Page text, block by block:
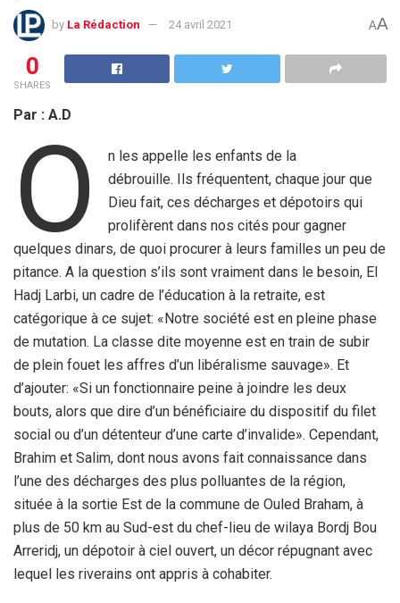
by La Rédaction 24 avril 2021 AA
0
SHARES
Par : A.D
O
n les appelle les enfants de la
débrouille. Ils fréquentent, chaque jour que
Dieu fait, ces décharges et dépotoirs qui
prolifèrent dans nos cités pour gagner
quelques dinars, de quoi procurer à leurs familles un peu de
pitance. A la question s’ils sont vraiment dans le besoin, El
Hadj Larbi, un cadre de l’éducation à la retraite, est
catégorique à ce sujet: «Notre société est en pleine phase
de mutation. La classe dite moyenne est en train de subir
de plein fouet les affres d’un libéralisme sauvage». Et
d’ajouter: «Si un fonctionnaire peine à joindre les deux
bouts, alors que dire d’un bénéficiaire du dispositif du filet
social ou d’un détenteur d’une carte d’invalide». Cependant,
Brahim et Salim, dont nous avons fait connaissance dans
l’une des décharges des plus polluantes de la région,
située à la sortie Est de la commune de Ouled Braham, à
plus de 50 km au Sud-est du chef-lieu de wilaya Bordj Bou
Arreridj, un dépotoir à ciel ouvert, un décor répugnant avec
lequel les riverains ont appris à cohabiter.